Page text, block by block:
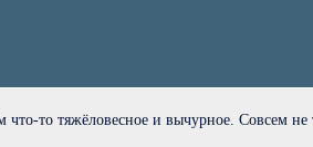
то тяжёловесное и вычурное. Совсем не